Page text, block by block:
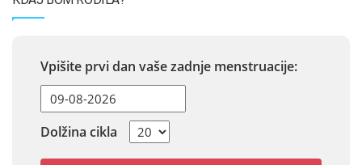
Vpišite prvi dan vaše zadnje menstruacije:
Dolžina cikla